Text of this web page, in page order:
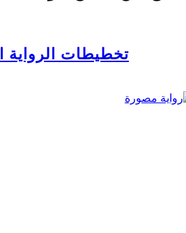
تخطيطات الرواية